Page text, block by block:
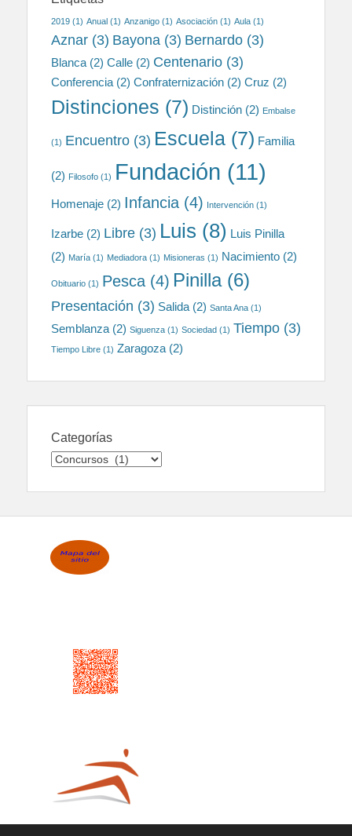
2019 (1) Anual (1) Anzanigo (1) Asociación (1) Aula (1)
Aznar (3) Bayona (3) Bernardo (3)
Blanca (2) Calle (2) Centenario (3)
Conferencia (2) Confraternización (2) Cruz (2)
Distinciones (7) Distinción (2) Embalse
(1) Encuentro (3) Escuela (7) Familia
(2) Filosofo (1) Fundación (11)
Homenaje (2) Infancia (4) Intervención (1)
Izarbe (2) Libre (3) Luis (8) Luis Pinilla
(2) María (1) Mediadora (1) Misioneras (1) Nacimiento (2)
Obituario (1) Pesca (4) Pinilla(6)
Presentación (3) Salida (2) Santa Ana (1)
Semblanza (2) Siguenza (1) Sociedad (1) Tiempo (3)
Tiempo Libre (1) Zaragoza (2)
Categorías
Categorías